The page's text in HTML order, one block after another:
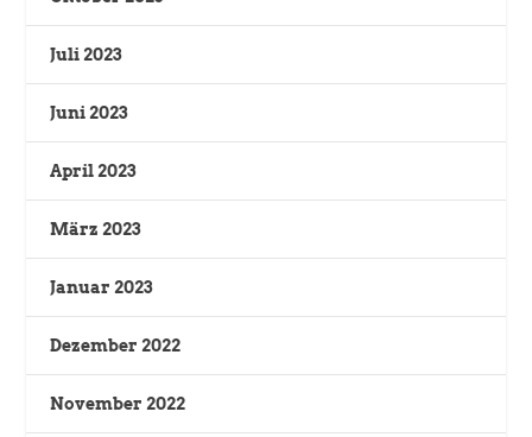
Juli 2023
Juni 2023
April 2023
März 2023
Januar 2023
Dezember 2022
November 2022